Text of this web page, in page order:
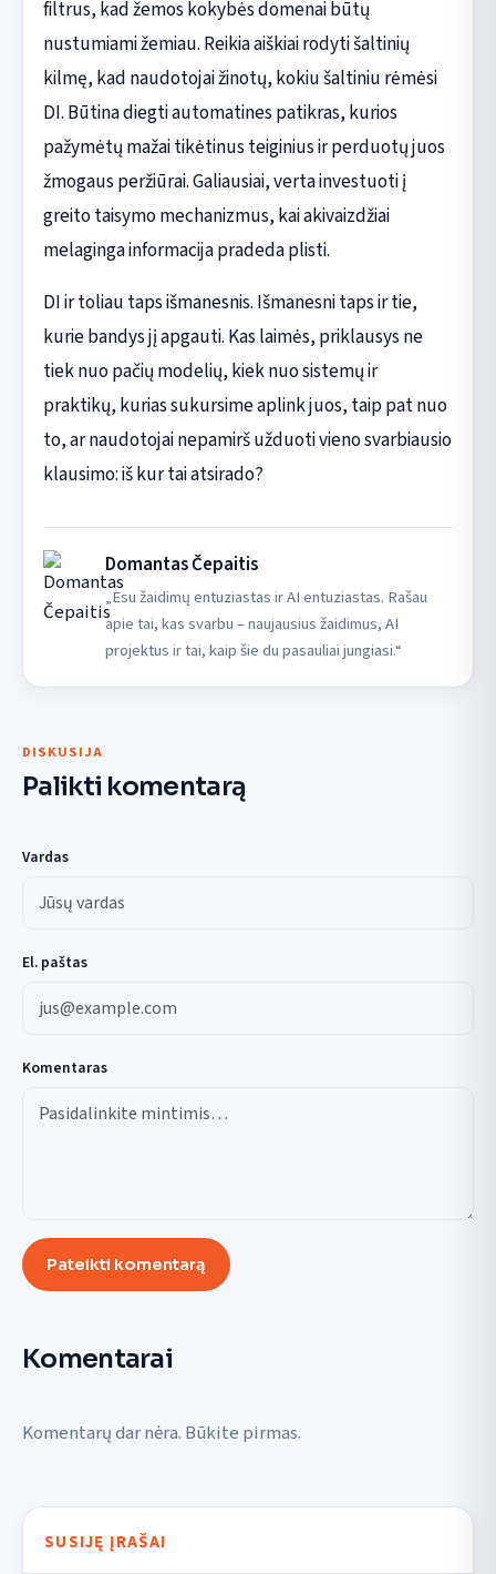
filtrus, kad žemos kokybės domenai būtų
nustumiami žemiau. Reikia aiškiai rodyti šaltinių
kilmę, kad naudotojai žinotų, kokiu šaltiniu rėmėsi
DI. Būtina diegti automatines patikras, kurios
pažymėtų mažai tikėtinus teiginius ir perduotų juos
žmogaus peržiūrai. Galiausiai, verta investuoti į
greito taisymo mechanizmus, kai akivaizdžiai
melaginga informacija pradeda plisti.
DI ir toliau taps išmanesnis. Išmanesni taps ir tie,
kurie bandys jį apgauti. Kas laimės, priklausys ne
tiek nuo pačių modelių, kiek nuo sistemų ir
praktikų, kurias sukursime aplink juos, taip pat nuo
to, ar naudotojai nepamirš užduoti vieno svarbiausio
klausimo: iš kur tai atsirado?
Domantas Čepaitis
„Esu žaidimų entuziastas ir AI entuziastas. Rašau
apie tai, kas svarbu – naujausius žaidimus, AI
projektus ir tai, kaip šie du pasauliai jungiasi.“
DISKUSIJA
Palikti komentarą
Vardas
El. paštas
Komentaras
Pateikti komentarą
Komentarai
Komentarų dar nėra. Būkite pirmas.
SUSIJĘ ĮRAŠAI